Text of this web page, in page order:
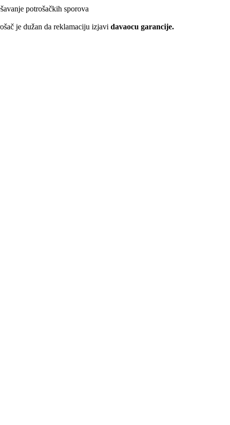
potrošačkih sporova
je dužan da reklamaciju izjavi davaocu garancije.